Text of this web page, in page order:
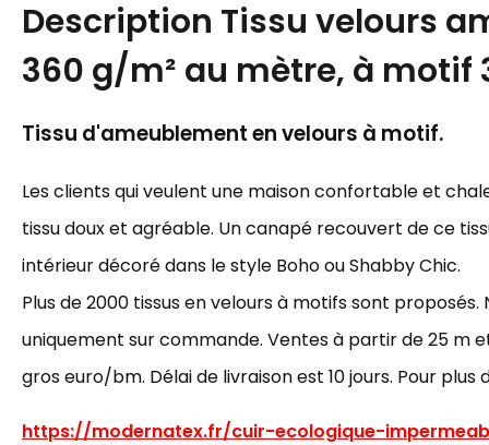
Description Tissu velours
360 g/m² au mètre, à motif
Tissu d'ameublement en velours à motif.
Les clients qui veulent une maison confortable et
tissu doux et agréable. Un canapé recouvert de ce
intérieur décoré dans le style Boho ou Shabby Chic.
Plus de 2000 tissus en velours à motifs sont proposés.
uniquement sur commande. Ventes à partir de 25 m
gros euro/bm. Délai de livraison est 10 jours. Pour
https://modernatex.fr/cuir-ecologique-